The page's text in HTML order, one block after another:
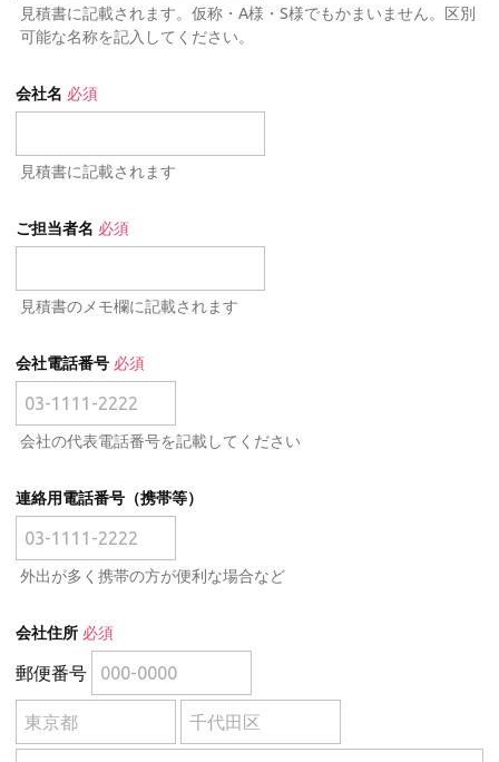
見積書に記載されます。仮称・A様・S様でもかまいません。区別
可能な名称を記入してください。
会社名 必須
見積書に記載されます
ご担当者名 必須
見積書のメモ欄に記載されます
会社電話番号 必須
会社の代表電話番号を記載してください
連絡用電話番号（携帯等）
外出が多く携帯の方が便利な場合など
会社住所 必須
郵便番号